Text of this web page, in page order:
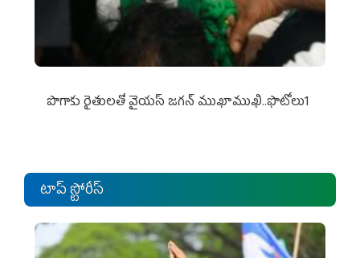
పొగాకు రైతుల‌తో వైయ‌స్ జ‌గ‌న్ ముఖాముఖి..ఫొటోలు1
టాప్ స్టోరీస్